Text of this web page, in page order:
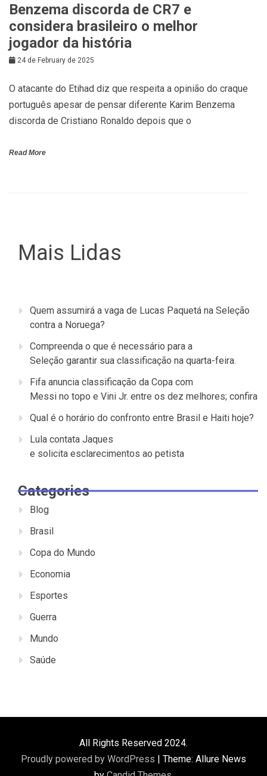
Benzema discorda de CR7 e
considera brasileiro o melhor
jogador da história
24 de February de 2025
O atacante do Etihad diz que respeita a opinião do craque
português apesar de pensar diferente Karim Benzema
discorda de Cristiano Ronaldo depois que o
Read More
Mais Lidas
Quem assumirá a vaga de Lucas Paquetá na Seleção
contra a Noruega?
Compreenda o que é necessário para a
Seleção garantir sua classificação na quarta-feira.
Fifa anuncia classificação da Copa com
Messi no topo e Vini Jr. entre os dez melhores; confira
Qual é o horário do confronto entre Brasil e Haiti hoje?
Lula contata Jaques
e solicita esclarecimentos ao petista
Categories
Blog
Brasil
Copa do Mundo
Economia
Esportes
Guerra
Mundo
Saúde
All Rights Reserved 2024.
Proudly powered by WordPress | Theme: Allure News